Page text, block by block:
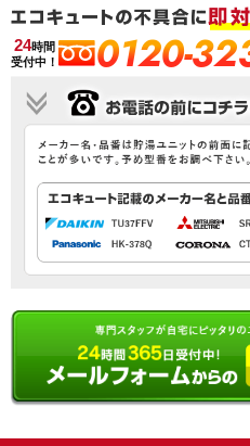
24時間
受付中！
0120-